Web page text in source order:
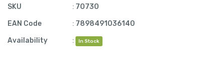
SKU
: 70730
EAN Code
: 7898491036140
Availability
: In Stock